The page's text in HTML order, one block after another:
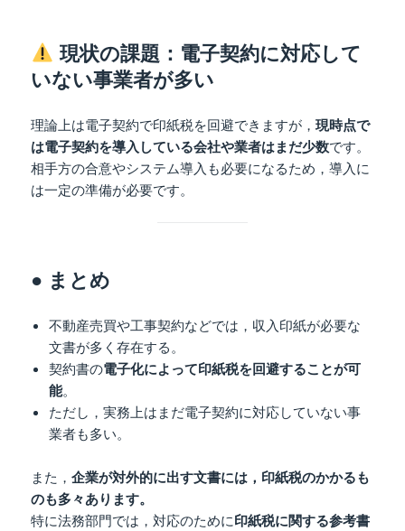
現状の課題：電子契約に対応して
いない事業者が多い
理論上は電子契約で印紙税を回避できますが，現時点で
は電子契約を導入している会社や業者はまだ少数です。
相手方の合意やシステム導入も必要になるため，導入に
は一定の準備が必要です。
● まとめ
不動産売買や工事契約などでは，収入印紙が必要な
文書が多く存在する。
契約書の電子化によって印紙税を回避することが可
能。
ただし，実務上はまだ電子契約に対応していない事
業者も多い。
また，企業が対外的に出す文書には，印紙税のかかるも
のも多々あります。
特に法務部門では，対応のために印紙税に関する参考書